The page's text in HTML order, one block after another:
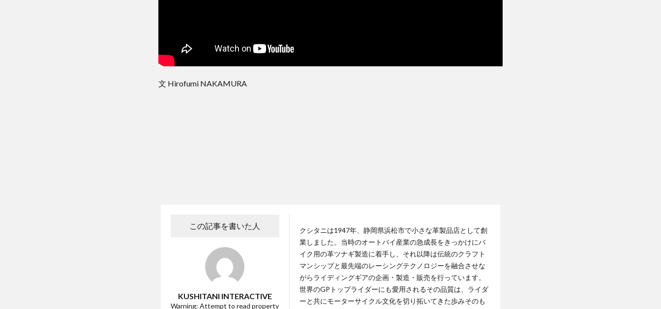
文 Hirofumi NAKAMURA
この記事を書いた人
KUSHITANI INTERACTIVE
Warning: Attempt to read property
クシタニは1947年、静岡県浜松市で小さな革製品店として創
業しました。当時のオートバイ産業の急成長をきっかけにバ
イク用の革ツナギ製造に着手し、それ以降は伝統のクラフト
マンシップと最先端のレーシングテクノロジーを融合させな
がらライディングギアの企画・製造・販売を行っています。
世界のGPトップライダーにも愛用されるその品質は、ライダ
ーと共にモーターサイクル文化を切り拓いてきた歩みそのも